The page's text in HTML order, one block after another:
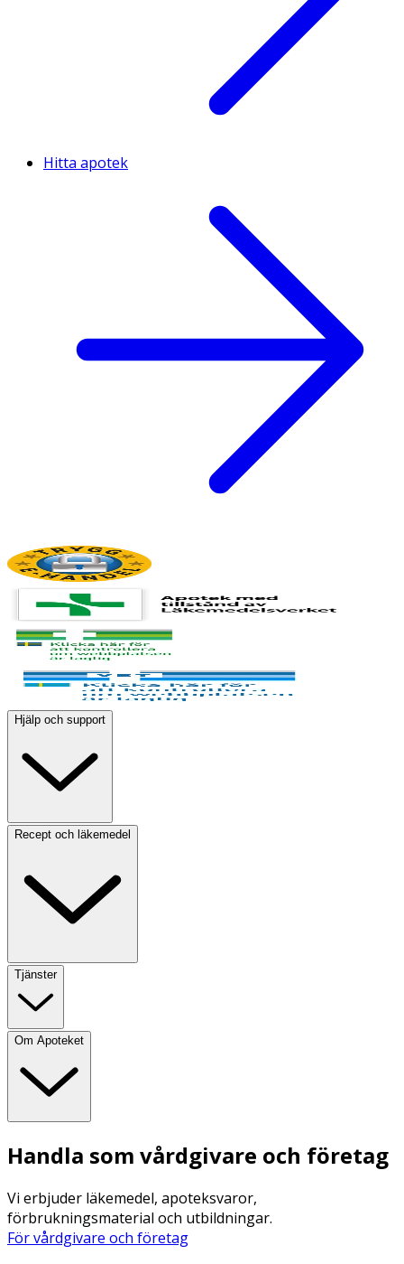
Hitta apotek
Hjälp och support
Recept och läkemedel
Tjänster
Om Apoteket
Handla som vårdgivare och företag
Vi erbjuder läkemedel, apoteksvaror,
förbrukningsmaterial och utbildningar.
För vårdgivare och företag